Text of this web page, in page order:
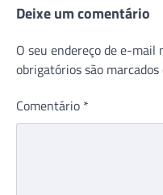
Deixe um comentário
O seu endereço de e-mail
obrigatórios são marcados
Comentário *